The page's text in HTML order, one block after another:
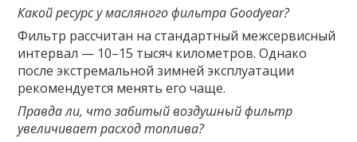
Какой ресурс у масляного фильтра Goodyear?
Фильтр рассчитан на стандартный межсервисный
интервал — 10–15 тысяч километров. Однако
после экстремальной зимней эксплуатации
рекомендуется менять его чаще.
Правда ли, что забитый воздушный фильтр
увеличивает расход топлива?